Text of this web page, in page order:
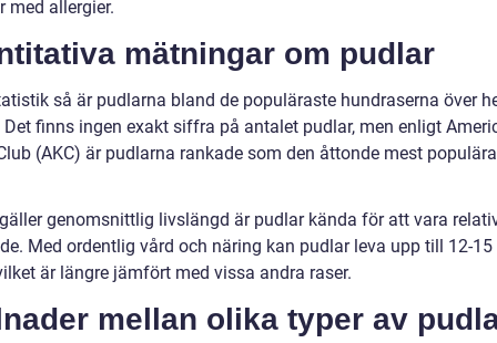
med allergier.
mätningar om pudlar
så är pudlarna bland de populäraste hundraserna över
Det finns ingen exakt siffra på antalet pudlar, men enligt
(AKC) är pudlarna rankade som den åttonde mest
genomsnittlig livslängd är pudlar kända för att vara
Med ordentlig vård och näring kan pudlar leva upp till 12-15
är längre jämfört med vissa andra raser.
mellan olika typer av